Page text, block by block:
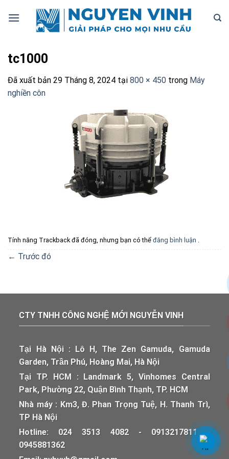
qua
tc1000
Đã xuất bản 29 Tháng 8, 2024 tại 800 × 450 trong Máy
nghiền côn
Tính năng Trackback đã đóng, nhưng bạn có thể đăng bình luận .
← Trước đó
CTY TNHH CÔNG NGHỆ MỚI NGUYỄN VINH
Tại Hà Nội : Lô H, The Zen Gamuda, Gamuda
Garden, Trần Phú, Hoàng Mai, Hà Nội
Tại TP. HCM : Landmark 5, Vinhomes Central
Park, Phường 22, Quận Bình Thạnh, TP. HCM
Nhà máy : Km3, Đ. Phan Trọng Tuệ, H. Thanh Trì,
TP Hà Nội
Hotline: 024 3513 4082 - 0913217811 -
0945881362